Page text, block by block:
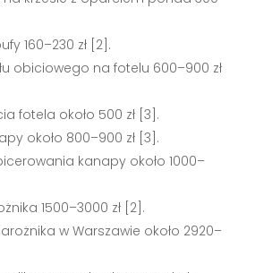
160–230 zł [2].
obiciowego na fotelu 600–900 zł
fotela około 500 zł [3].
około 800–900 zł [3].
kanapy około 1000–
1500–3000 zł [2].
w Warszawie około 2920–